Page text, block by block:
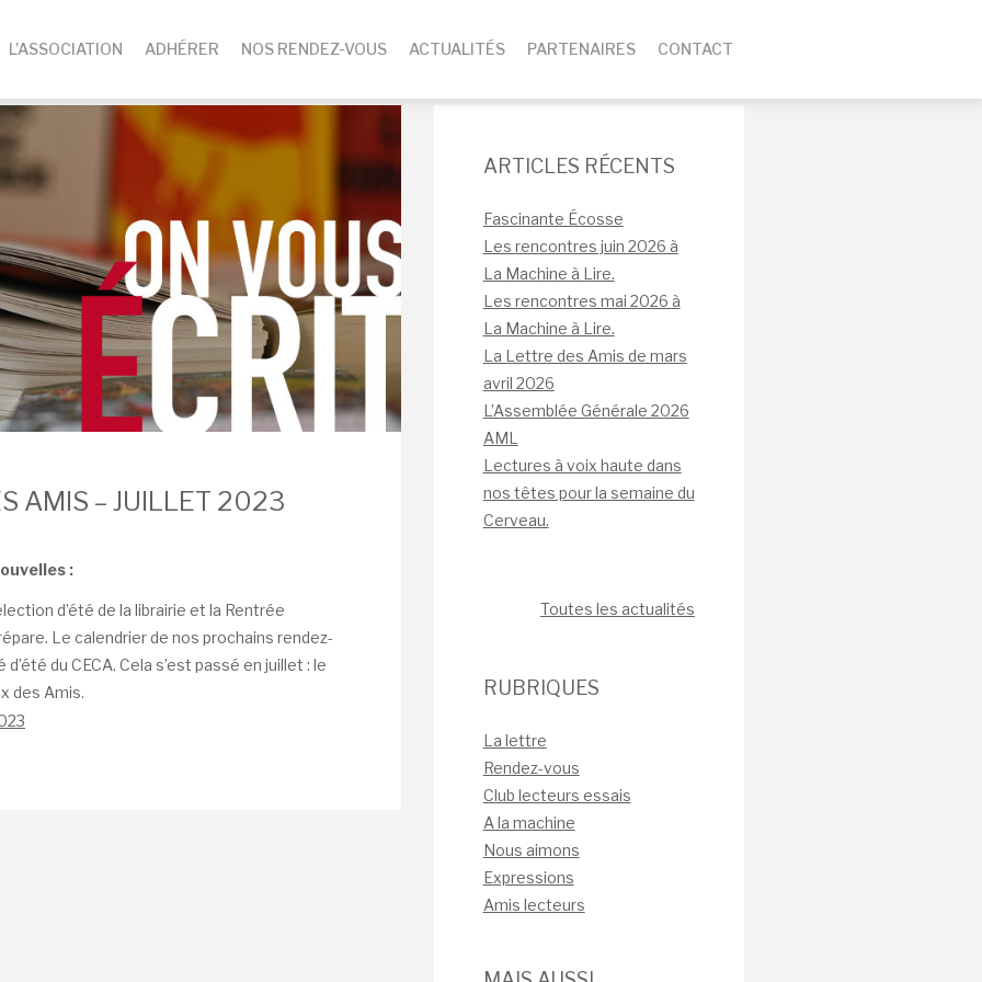
L’ASSOCIATION ADHÉRER NOS RENDEZ-VOUS ACTUALITÉS PARTENAIRES CONTACT
AMIS – JUILLET 2023
:
d’été de la librairie et la Rentrée
Le calendrier de nos prochains rendez-
du CECA. Cela s’est passé en juillet : le
des Amis.
ARTICLES RÉCENTS
Fascinante Écosse
Les rencontres juin 2026 à
La Machine à Lire.
Les rencontres mai 2026 à
La Machine à Lire.
La Lettre des Amis de mars
avril 2026
L’Assemblée Générale 2026
AML
Lectures à voix haute dans
nos têtes pour la semaine du
Cerveau.
Toutes les actualités
RUBRIQUES
La lettre
Rendez-vous
Club lecteurs essais
A la machine
Nous aimons
Expressions
Amis lecteurs